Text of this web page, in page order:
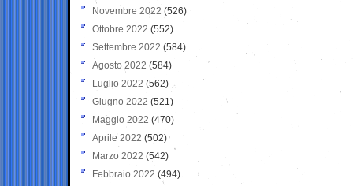
Novembre 2022 (526)
Ottobre 2022 (552)
Settembre 2022 (584)
Agosto 2022 (584)
Luglio 2022 (562)
Giugno 2022 (521)
Maggio 2022 (470)
Aprile 2022 (502)
Marzo 2022 (542)
Febbraio 2022 (494)